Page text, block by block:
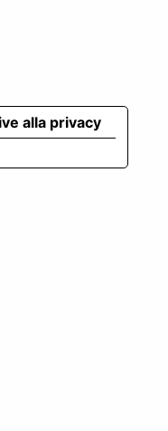
alla privacy